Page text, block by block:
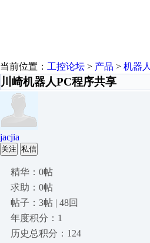
当前位置： 工控论坛 > 产品 > 机器人
川崎机器人PC程序共享
jacjia
关注 私信
精华：0帖
求助：0帖
帖子：3帖 | 48回
年度积分：1
历史总积分：124